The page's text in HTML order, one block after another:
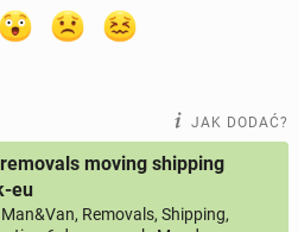
JAK DODAĆ?
moving shipping
eu
Removals, Shipping,